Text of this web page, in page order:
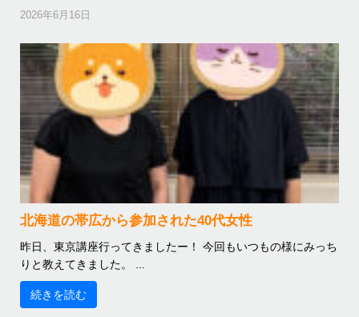
2026年6月16日
北海道の帯広から参加された40代女性
昨日、東京講座行ってきましたー！ 今回もいつもの様にみっち
りと教えてきました。 ...
続きを読む